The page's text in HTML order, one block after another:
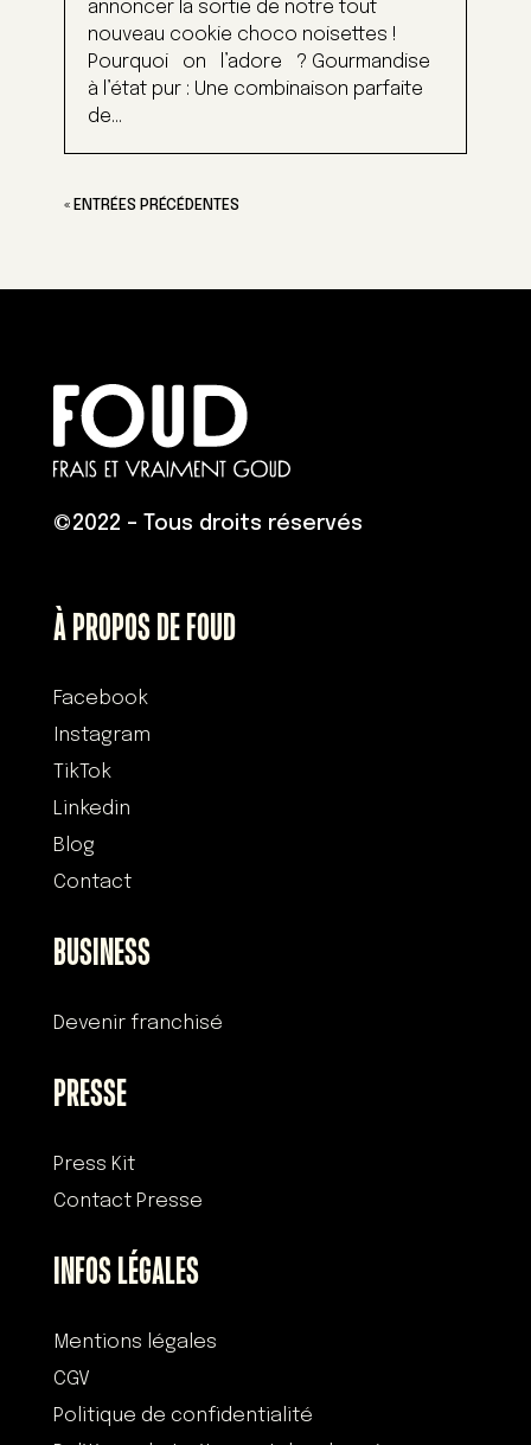
annoncer la sortie de notre tout
nouveau cookie choco noisettes !
Pourquoi on l’adore ? Gourmandise
à l’état pur : Une combinaison parfaite
de...
« ENTRÉES PRÉCÉDENTES
©2022 – Tous droits réservés
À PROPOS DE FOUD
Facebook
Instagram
TikTok
Linkedin
Blog
Contact
BUSINESS
Devenir franchisé
PRESSE
Press Kit
Contact Presse
INFOS LÉGALES
Mentions légales
CGV
Politique de confidentialité